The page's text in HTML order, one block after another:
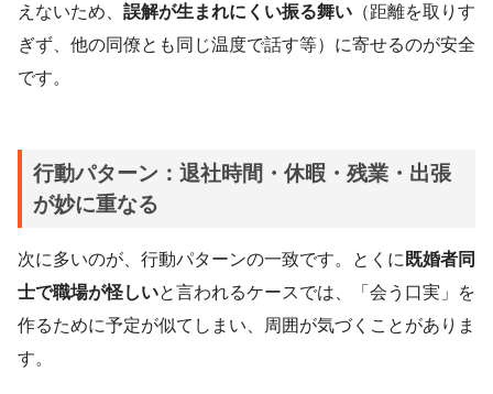
えないため、 誤解が生まれにくい振る舞い （距離を取りす
ぎず、他の同僚とも同じ温度で話す等）に寄せるのが安全
です。
行動パターン：退社時間・休暇・残業・出張
が妙に重なる
次に多いのが、行動パターンの一致です。とくに 既婚者同
士で職場が怪しいと言われるケースでは、「会う口実」を
作るために予定が似てしまい、周囲が気づくことがありま
す。